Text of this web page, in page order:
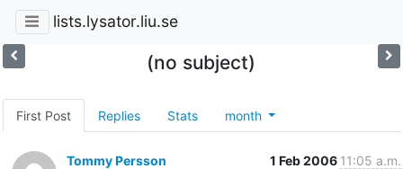
lists.lysator.liu.se
(no subject)
First Post Replies Stats month
Tommy Persson 1 Feb 2006 11:05 a.m.